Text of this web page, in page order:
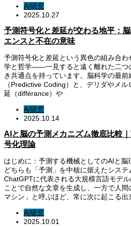
AI研究
2025.10.27
予測符号化と差延が交わる地平：
エンスと不在の意味
予測符号化と差延という異色の組み合
学と哲学――一見すると遠く離れた二つ
き共通点を持っています。脳科学の最
（Predictive Coding）と、デリダやメ
延（différance）や
AI研究
2025.10.14
AIと脳の予測メカニズム徹底比較
号化理論
はじめに：予測する機械としてのAIと脳
どちらも「予測」を中核に据えたシステ
ChatGPTに代表される大規模言語モデ
ことで自然な文章を生成し、一方で人
マシン」と呼ぶほど、常に次に起こる出
AI研究
2025.10.01